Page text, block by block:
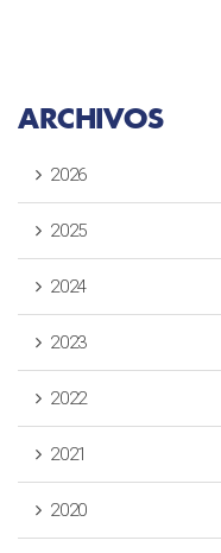
ARCHIVOS
2026
2025
2024
2023
2022
2021
2020